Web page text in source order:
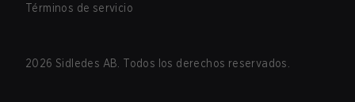
Términos de servicio
2026 Sidledes AB. Todos los derechos reservados.